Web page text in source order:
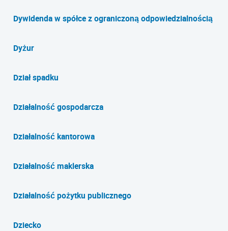
Dywidenda w spółce z ograniczoną odpowiedzialnością
Dyżur
Dział spadku
Działalność gospodarcza
Działalność kantorowa
Działalność maklerska
Działalność pożytku publicznego
Dziecko